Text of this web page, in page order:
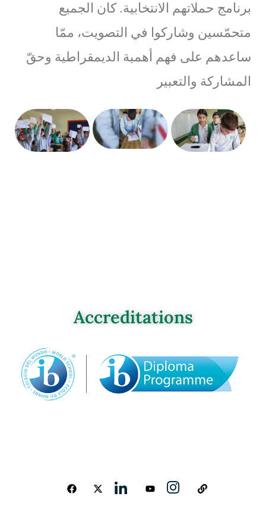
برنامج حملاتهم الانتخابية. كان الجميع
متحمّسين وشاركوا في التصويت، ممّا
ساعدهم على فهم أهمية الديمقراطية وحقّ
المشاركة والتعبير
Accreditations